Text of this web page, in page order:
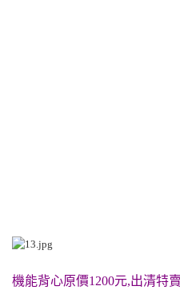
機能背心原價1200元,出清特